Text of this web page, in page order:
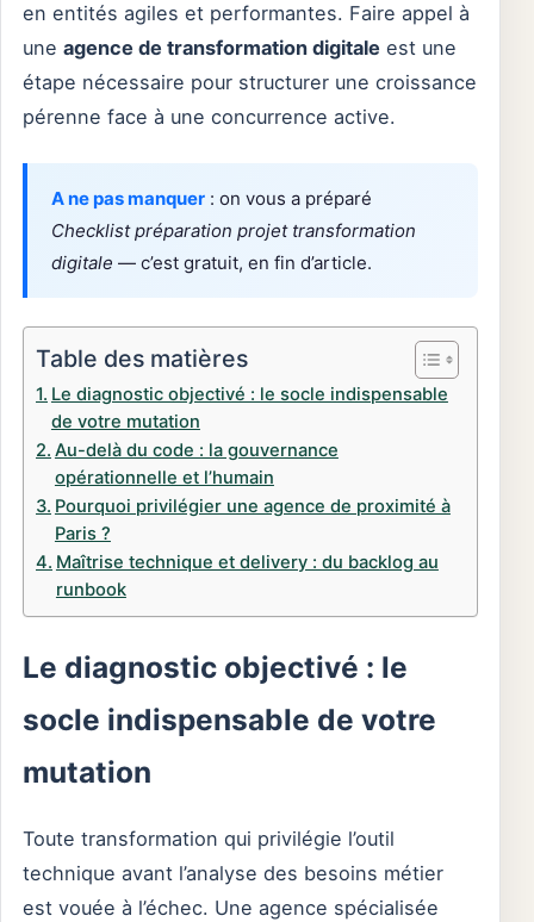
en entités agiles et performantes. Faire appel à
une agence de transformation digitale est une
étape nécessaire pour structurer une croissance
pérenne face à une concurrence active.
A ne pas manquer : on vous a préparé
Checklist préparation projet transformation
digitale — c’est gratuit, en fin d’article.
Table des matières
Le diagnostic objectivé : le socle indispensable
de votre mutation
Au-delà du code : la gouvernance
opérationnelle et l’humain
Pourquoi privilégier une agence de proximité à
Paris ?
Maîtrise technique et delivery : du backlog au
runbook
Le diagnostic objectivé : le
socle indispensable de votre
mutation
Toute transformation qui privilégie l’outil
technique avant l’analyse des besoins métier
est vouée à l’échec. Une agence spécialisée